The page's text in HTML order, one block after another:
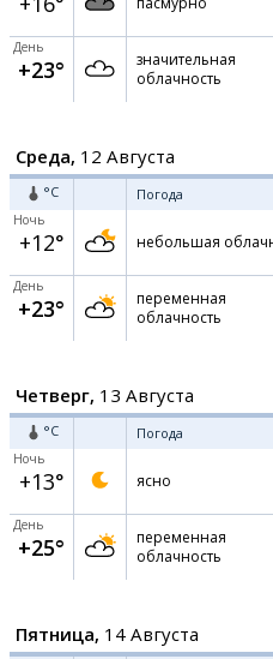
День
+23°
значительная
облачность
Среда, 12 Августа
°C Погода
Ночь
+12° небольшая
День
+23°
переменная
облачность
Четверг, 13 Августа
°C Погода
Ночь
+13° ясно
День
+25°
переменная
облачность
Пятница, 14 Августа